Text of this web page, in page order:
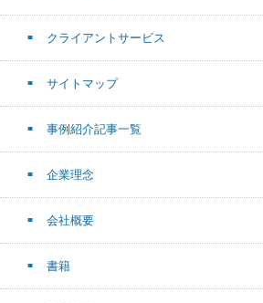
クライアントサービス
サイトマップ
事例紹介記事一覧
企業理念
会社概要
書籍